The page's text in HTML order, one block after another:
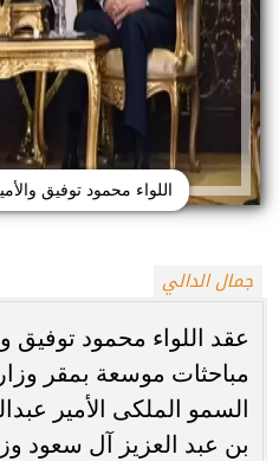
اللواء محمود توفيق
جمال الدالي
عقد اللواء محمود توفيق
مباحثات موسعة بمقر
السمو الملكى الأمير
بن عبد العزيز آل سعود